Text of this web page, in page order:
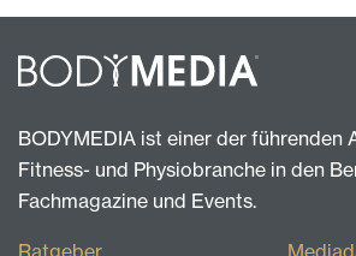
BODYMEDIA ist einer der führenden
Fitness- und Physiobranche in den
Fachmagazine und Events.